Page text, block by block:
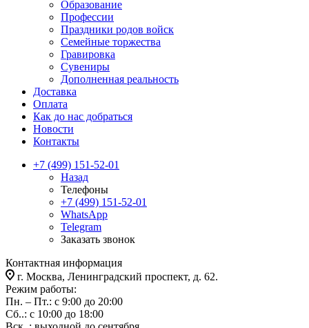
Образование
Профессии
Праздники родов войск
Семейные торжества
Гравировка
Сувениры
Дополненная реальность
Доставка
Оплата
Как до нас добраться
Новости
Контакты
+7 (499) 151-52-01
Назад
Телефоны
+7 (499) 151-52-01
WhatsApp
Telegram
Заказать звонок
Контактная информация
г. Москва, Ленинградский проспект, д. 62.
Режим работы:
Пн. – Пт.: с 9:00 до 20:00
Сб..: с 10:00 до 18:00